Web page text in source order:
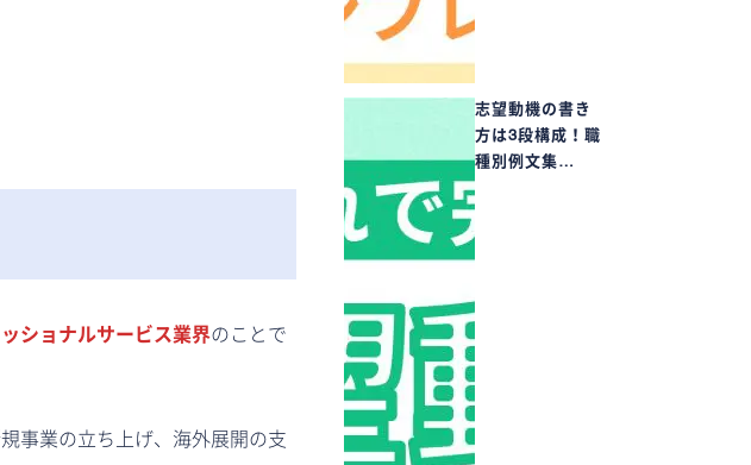
ショナルサービス業界のことで
事業の立ち上げ、海外展開の支
志望動機の書き
方は3段構成！職
種別例文集…